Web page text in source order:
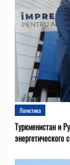
Логистика
Туркменистан и
энергетического